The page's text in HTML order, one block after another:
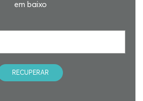
em baixo
RECUPERAR